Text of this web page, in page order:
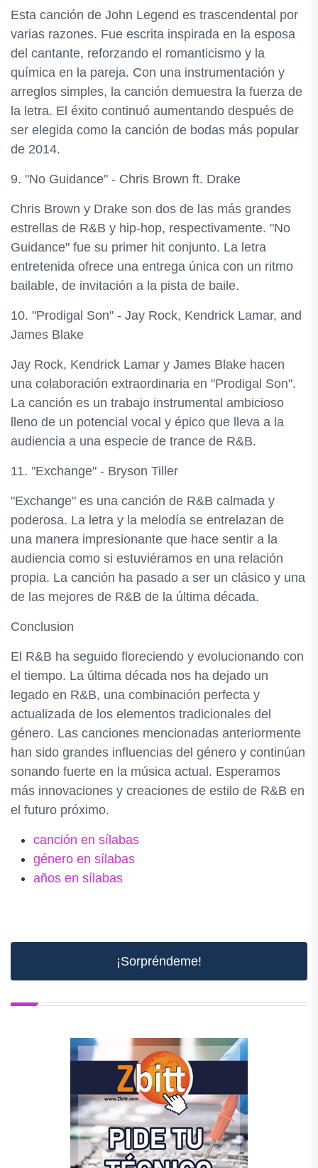
Esta canción de John Legend es trascendental por
varias razones. Fue escrita inspirada en la esposa
del cantante, reforzando el romanticismo y la
química en la pareja. Con una instrumentación y
arreglos simples, la canción demuestra la fuerza de
la letra. El éxito continuó aumentando después de
ser elegida como la canción de bodas más popular
de 2014.
9. "No Guidance" - Chris Brown ft. Drake
Chris Brown y Drake son dos de las más grandes
estrellas de R&B y hip-hop, respectivamente. "No
Guidance" fue su primer hit conjunto. La letra
entretenida ofrece una entrega única con un ritmo
bailable, de invitación a la pista de baile.
10. "Prodigal Son" - Jay Rock, Kendrick Lamar, and
James Blake
Jay Rock, Kendrick Lamar y James Blake hacen
una colaboración extraordinaria en "Prodigal Son".
La canción es un trabajo instrumental ambicioso
lleno de un potencial vocal y épico que lleva a la
audiencia a una especie de trance de R&B.
11. "Exchange" - Bryson Tiller
"Exchange" es una canción de R&B calmada y
poderosa. La letra y la melodía se entrelazan de
una manera impresionante que hace sentir a la
audiencia como si estuviéramos en una relación
propia. La canción ha pasado a ser un clásico y una
de las mejores de R&B de la última década.
Conclusion
El R&B ha seguido floreciendo y evolucionando con
el tiempo. La última década nos ha dejado un
legado en R&B, una combinación perfecta y
actualizada de los elementos tradicionales del
género. Las canciones mencionadas anteriormente
han sido grandes influencias del género y continúan
sonando fuerte en la música actual. Esperamos
más innovaciones y creaciones de estilo de R&B en
el futuro próximo.
canción en sílabas
género en sílabas
años en sílabas
¡Sorpréndeme!